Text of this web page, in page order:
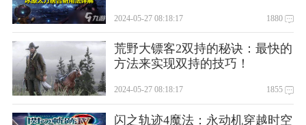
2024-05-27 08:18:17 1880
荒野大镖客2双持的秘诀：最快的
方法来实现双持的技巧！
2024-05-27 08:18:17 1855
闪之轨迹4魔法：永动机穿越时空